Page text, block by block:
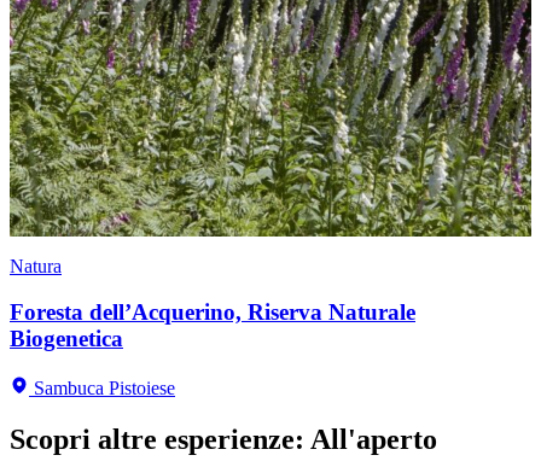
Natura
Foresta dell’Acquerino, Riserva Naturale
Biogenetica
Sambuca Pistoiese
Scopri altre esperienze: All'aperto